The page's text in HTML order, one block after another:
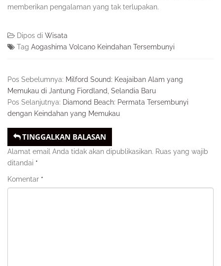
memberikan pengalaman yang tak terlupakan.
Dipos di Wisata
Tag Aogashima Volcano Keindahan Tersembunyi
Pos Sebelumnya: Milford Sound: Keajaiban Alam yang
Memukau di Jantung Fiordland, Selandia Baru
Pos Selanjutnya: Diamond Beach: Permata Tersembunyi
dengan Keindahan yang Memukau
TINGGALKAN BALASAN
Alamat email Anda tidak akan dipublikasikan. Ruas yang wajib
ditandai *
Komentar *